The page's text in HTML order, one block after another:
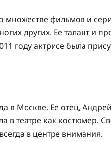
множестве фильмов и
других. Ее талант и
году актрисе была
в Москве. Ее отец,
в театре как костюмер.
в центре внимания.